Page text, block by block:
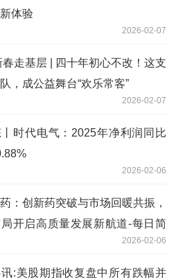
体验
2026-02-07
春走基层 | 四十年初心不改！这支
，成公益舞台“欢乐常客”
2026-02-07
时代电气：2025年净利润同比
2026-02-06
：创新药突破与市场回暖共振，
开启高质量发展新航道-每日简
2026-02-06
:美股期指收复盘中所有跌幅并